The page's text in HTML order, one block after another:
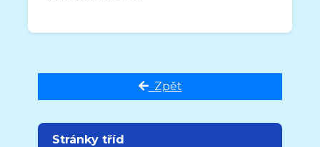
Zpět
Stránky tříd